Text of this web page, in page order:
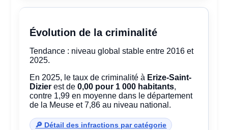
Évolution de la criminalité
Tendance : niveau global stable entre 2016 et
2025.
En 2025, le taux de criminalité à Erize-Saint-
Dizier est de0,00 pour 1 000 habitants,
contre 1,99 en moyenne dans le département
de la Meuse et 7,86 au niveau national.
🔎 Détail des infractions par catégorie